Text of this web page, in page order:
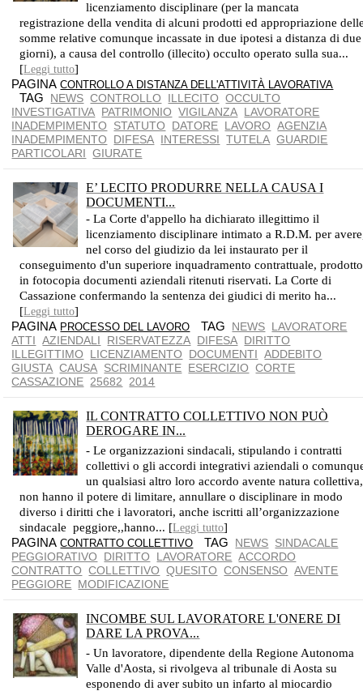
licenziamento disciplinare (per la mancata
registrazione della vendita di alcuni prodotti ed appropriazione
somme relative comunque incassate in due ipotesi a distanza di due
giorni), a causa del controllo (illecito) occulto operato sulla sua...
[Leggi tutto]
PAGINACONTROLLO A DISTANZA DELL'ATTIVITÀ LAVORATIVA
TAG NEWS CONTROLLO ILLECITO OCCULTO
INVESTIGATIVA PATRIMONIO VIGILANZA LAVORATORE
INADEMPIMENTO
STATUTO DATORE LAVORO AGENZIA
INADEMPIMENTO
DIFESA INTERESSI TUTELA GUARDIE
PARTICOLARI GIURATE
E’ LECITO PRODURRE NELLA CAUSA I
DOCUMENTI...
- La Corte d'appello ha dichiarato illegittimo il
licenziamento disciplinare intimato a R.D.M. per
nel corso del giudizio da lei instaurato per il
conseguimento d'un superiore inquadramento contrattuale, prodotto
in fotocopia documenti aziendali ritenuti riservati. La Corte di
Cassazione confermando la sentenza dei giudici di merito ha...
[Leggi tutto]
PAGINA PROCESSO DEL LAVORO TAG NEWS LAVORATORE
ATTI AZIENDALI RISERVATEZZA DIFESA DIRITTO
ILLEGITTIMO
LICENZIAMENTO DOCUMENTI ADDEBITO
GIUSTA CAUSA SCRIMINANTE ESERCIZIO CORTE
CASSAZIONE 25682 2014
IL CONTRATTO COLLETTIVO NON PUÒ
DEROGARE IN...
- Le organizzazioni sindacali, stipulando i contratti
collettivi o gli accordi integrativi aziendali o
un qualsiasi altro loro accordo avente natura collettiva,
non hanno il potere di limitare, annullare o disciplinare in modo
diverso i diritti che i lavoratori, anche iscritti all’organizzazione
sindacale peggiore,,hanno... [Leggi tutto]
PAGINACONTRATTO COLLETTIVO TAG NEWS SINDACALE
PEGGIORATIVO
DIRITTO LAVORATORE ACCORDO
CONTRATTO COLLETTIVO QUESITO CONSENSO AVENTE
PEGGIORE MODIFICAZIONE
INCOMBE SUL LAVORATORE L'ONERE DI
DARE LA PROVA...
- Un lavoratore, dipendente della Regione Autonoma
Valle d'Aosta, si rivolgeva al tribunale di Aosta su
esponendo di aver subito un infarto al miocardio